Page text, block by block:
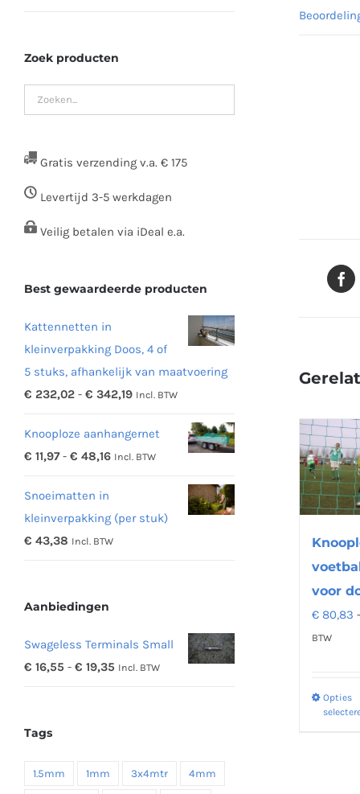
voor
€ 80,83
BTW
Opties
Zoek producten
Gratis verzending v.a. € 175
Levertijd 3-5 werkdagen
Veilig betalen via iDeal e.a.
Best gewaardeerde producten
Kattennetten in
kleinverpakking Doos, 4 of
5 stuks, afhankelijk van maatvoering
€ 232,02 - € 342,19Prijsklasse:
tot
€ 342,19
Incl. BTW
Knooploze aanhangernet
€ 11,97 - € 48,16Prijsklasse:
€ 48,16
Incl. BTW
Snoeimatten in
kleinverpakking (per stuk)
€ 43,38 Incl. BTW
Aanbiedingen
Swageless Terminals Small
€ 16,55 - € 19,35 Prijsklasse:
Incl. BTW
Tags
1.5mm 1mm 3x4mtr 4mm